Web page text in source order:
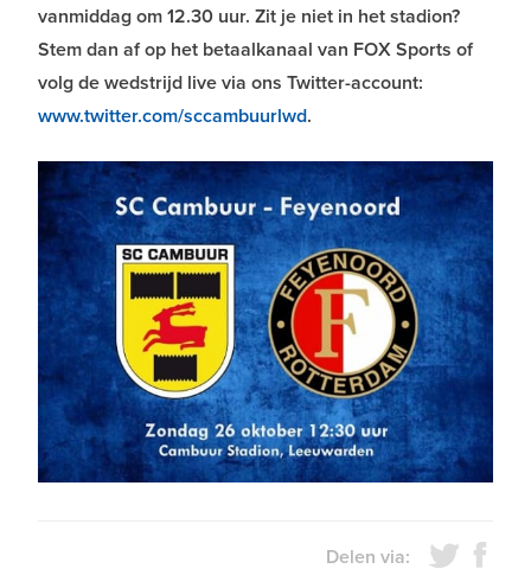
vanmiddag om 12.30 uur. Zit je niet in het stadion?
Stem dan af op het betaalkanaal van FOX Sports of
volg de wedstrijd live via ons Twitter-account:
www.twitter.com/sccambuurlwd.
Delen via: